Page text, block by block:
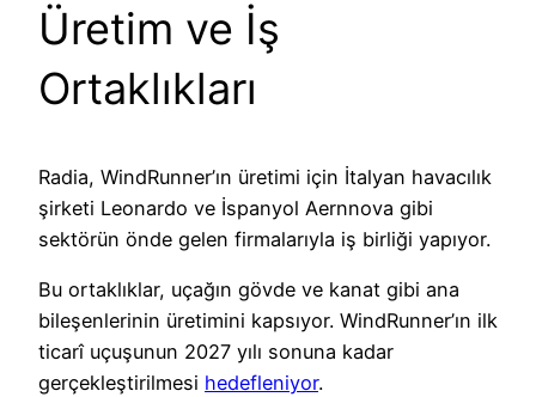
Üretim ve İş
Ortaklıkları
Radia, WindRunner’ın üretimi için İtalyan havacılık
şirketi Leonardo ve İspanyol Aernnova gibi
sektörün önde gelen firmalarıyla iş birliği yapıyor.
Bu ortaklıklar, uçağın gövde ve kanat gibi ana
bileşenlerinin üretimini kapsıyor. WindRunner’ın ilk
ticarî uçuşunun 2027 yılı sonuna kadar
gerçekleştirilmesi hedefleniyor.